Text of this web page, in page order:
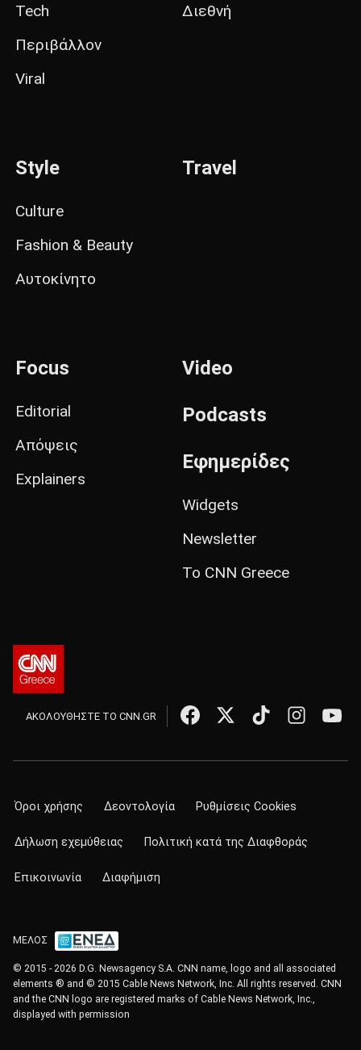
Tech
Περιβάλλον
Viral
Διεθνή
Style
Culture
Fashion & Beauty
Αυτοκίνητο
Travel
Focus
Editorial
Απόψεις
Explainers
Video
Podcasts
Εφημερίδες
Widgets
Newsletter
Το CNN Greece
ΑΚΟΛΟΥΘΗΣΤΕ ΤΟ CNN.GR
Όροι χρήσης Δεοντολογία Ρυθμίσεις Cookies
Δήλωση εχεμύθειας Πολιτική κατά της Διαφθοράς
Επικοινωνία Διαφήμιση
ΜΕΛΟΣ
© 2015 - 2026 D.G. Newsagency S.A. CNN name, logo and all associated
elements ® and © 2015 Cable News Network, Inc. All rights reserved. CNN
and the CNN logo are registered marks of Cable News Network, Inc.,
displayed with permission